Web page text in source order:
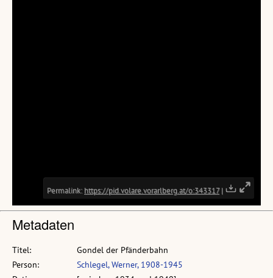
Metadaten
Titel:
Gondel der Pfänderbahn
Person:
Schlegel, Werner, 1908-1945